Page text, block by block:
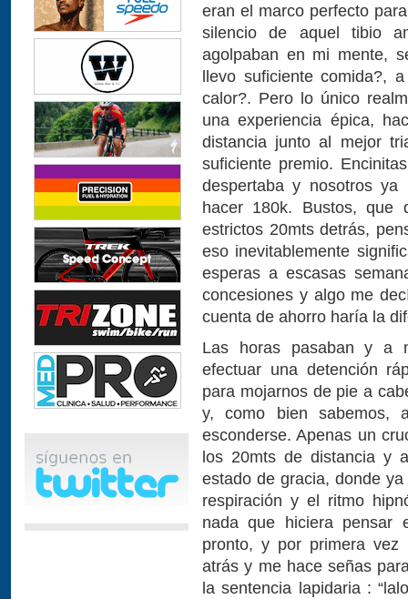
eran el marco perfecto
silencio de aquel tibio
agolpaban en mi mente,
llevo suficiente comida?,
calor?. Pero lo único
una experiencia épica,
distancia junto al mejor
suficiente premio.
despertaba y nosotros
hacer 180k. Bustos,
estrictos 20mts detrás,
eso inevitablemente
esperas a escasas
concesiones y algo me
cuenta de ahorro haría la
Las horas pasaban y a
efectuar una detención
para mojarnos de pie a
y, como bien sabemos,
esconderse. Apenas un
los 20mts de distancia y
estado de gracia, donde
respiración y el ritmo
nada que hiciera pensar
pronto, y por primera vez
atrás y me hace señas
la sentencia lapidaria :